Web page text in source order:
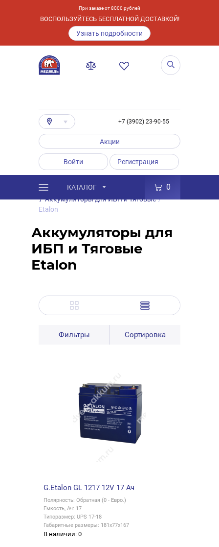
При заказе от 8000 рублей
ВОСПОЛЬЗУЙТЕСЬ БЕСПЛАТНОЙ ДОСТАВКОЙ!
Узнать подробности
+7 (3902) 23-90-55
Акции
Войти Регистрация
КАТАЛОГ 0
Каталог / Товары
Аккумуляторы
/ Аккумуляторы для ИБП и Тяговые /
Etalon
Аккумуляторы для
ИБП и Тяговые
Etalon
Фильтры Сортировка
G.Etalon GL 1217 12V 17 Ач
Полярность: Обратная (0 - Евро.)
Емкость, Ач: 17
Типоразмер: UPS 17-18
Габаритные размеры: 181x77x167
В наличии: 0